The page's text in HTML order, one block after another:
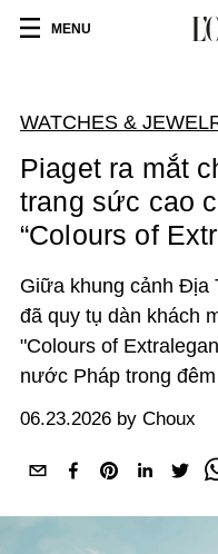
MENU
WATCHES &
Piaget ra mắt
trang sức cao
“Colours of
Giữa khung cảnh Địa
đã quy tụ dàn khách
"Colours of
nước Pháp trong
06.23.2026 by Choux